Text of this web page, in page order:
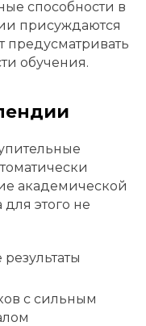
способности в
присуждаются
предусматривать
обучения.
академической
этого не
с сильным